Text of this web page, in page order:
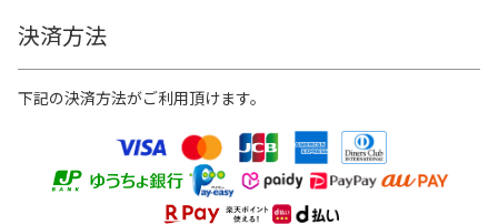
決済方法
下記の決済方法がご利用頂けます。